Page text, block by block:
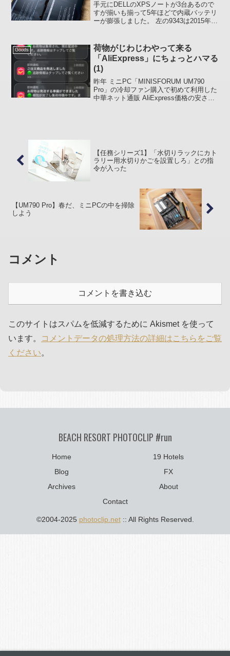
手元にDELLのXPSノートが3台あるので
すが揃いも揃って5年ほどで内蔵バッテリ
ーが膨張しました。 左の9343は2015年に
メーカーにて無償交換。その5年後2...
Goods
荷物がじわじわやって来る
「AliExpress」にちょっとハマる
(1)
昨年 ミニPC「MINISFORUM UM790
Pro」の冷却ファン購入で初めて利用した
中華ネット通販 AliExpress価格の安さと
【任務シリーズ1】「水切りラックにカト
ラリー用水切りかごを設置しろ」との指
令が入った
【UM790 Pro】春だ、ミニPCの中を掃除
しよう
コメント
コメントを書き込む
このサイトはスパムを低減するために Akismet を使って
います。
コメントデータの処理方法の詳細はこちらをご覧
ください。
BEACH RESORT PHOTOCLIP #run
Home
19 Hotels
Blog
FX
Archives
About
Contact
©2004-2025 photoclip.net:: All Rights Reserved.